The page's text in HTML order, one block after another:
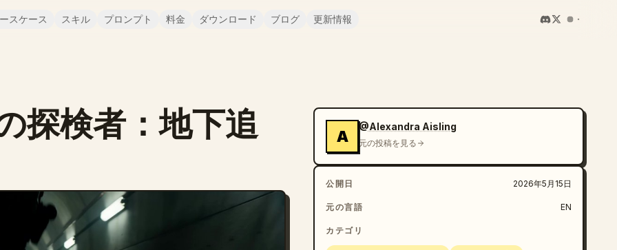
スケース スキル プロンプト 料金 ダウンロード ブログ 更新情報
探検者：地下追 A
@Alexandra Aisling
元の投稿を見る
公開日 2026年5月15日
元の言語 EN
カテゴリ